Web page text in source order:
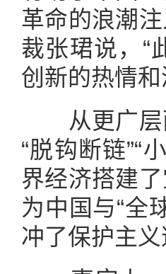
革命的浪潮
裁张珺说，“
创新的热情
从更广层
“脱钩断链”“
界经济搭建
为中国与“全
冲了保护主义